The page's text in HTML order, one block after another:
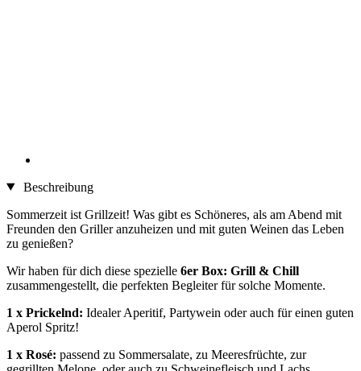
Beschreibung
Sommerzeit ist Grillzeit! Was gibt es Schöneres, als am Abend mit
Freunden den Griller anzuheizen und mit guten Weinen das Leben
zu genießen?
Wir haben für dich diese spezielle 6er Box: Grill & Chill
zusammengestellt, die perfekten Begleiter für solche Momente.
1 x Prickelnd: Idealer Aperitif, Partywein oder auch für einen guten
Aperol Spritz!
1 x Rosé: passend zu Sommersalate, zu Meeresfrüchte, zur